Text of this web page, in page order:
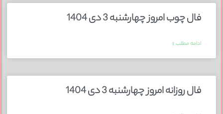
فال چوب امروز چهارشنبه 3 دی 1404
ادامه مطلب »
فال روزانه امروز چهارشنبه 3 دی 1404